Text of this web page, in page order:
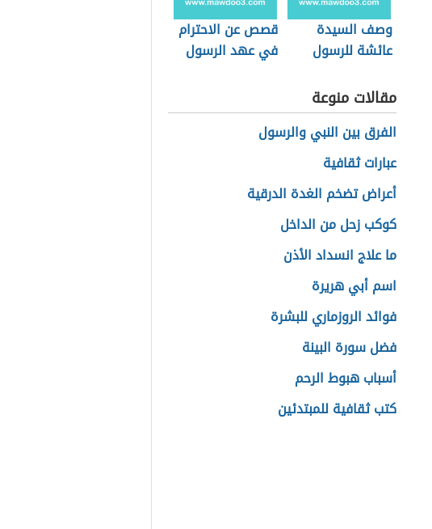
وصف السيدة
عائشة للرسول
قصص عن الاحترام
في عهد الرسول
مقالات منوعة
الفرق بين النبي والرسول
عبارات ثقافية
أعراض تضخم الغدة الدرقية
كوكب زحل من الداخل
ما علاج انسداد الأذن
اسم أبي هريرة
فوائد الروزماري للبشرة
فضل سورة البينة
أسباب هبوط الرحم
كتب ثقافية للمبتدئين